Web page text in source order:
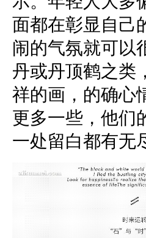
面都在彰显自己
闹的气氛就可以
丹或丹顶鹤之类
祥的画，的确心
更多一些，他们
一处留白都有无